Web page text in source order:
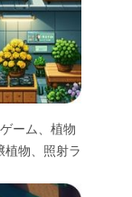
ーム、植物
植物、照射ラ